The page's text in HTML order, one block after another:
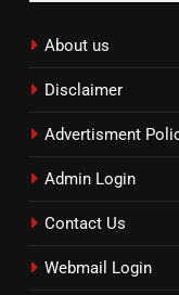
About us
Disclaimer
Advertisment
Admin Login
Contact Us
Webmail Login